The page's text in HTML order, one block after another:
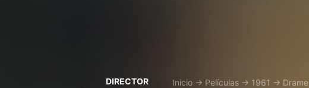
DIRECTOR
Inicio → Películas → 1961 → Drame